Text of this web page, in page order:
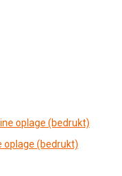
oplage (bedrukt)